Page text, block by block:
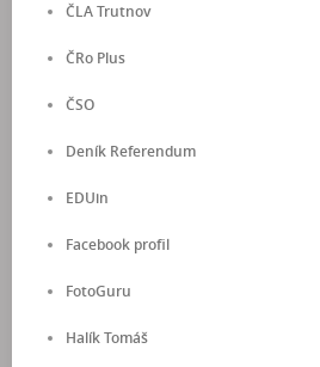
ČLA Trutnov
ČRo Plus
ČSO
Deník Referendum
EDUin
Facebook profil
FotoGuru
Halík Tomáš